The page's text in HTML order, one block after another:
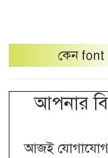
কেন font
আপনার
আজই যোগাযোগ